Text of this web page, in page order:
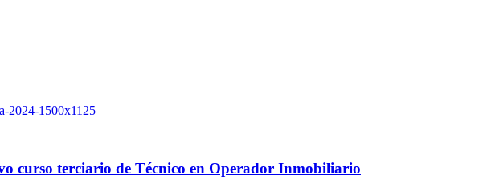
curso terciario de Técnico en Operador Inmobiliario